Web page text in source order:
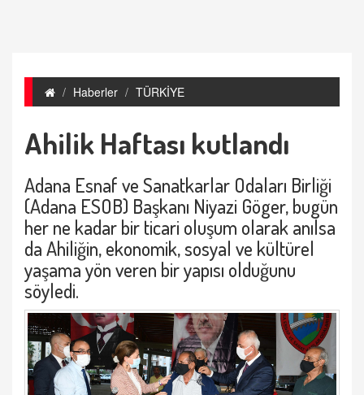
Haberler TÜRKİYE
Ahilik Haftası kutlandı
Adana Esnaf ve Sanatkarlar Odaları Birliği
(Adana ESOB) Başkanı Niyazi Göger, bugün
her ne kadar bir ticari oluşum olarak anılsa
da Ahiliğin, ekonomik, sosyal ve kültürel
yaşama yön veren bir yapısı olduğunu
söyledi.